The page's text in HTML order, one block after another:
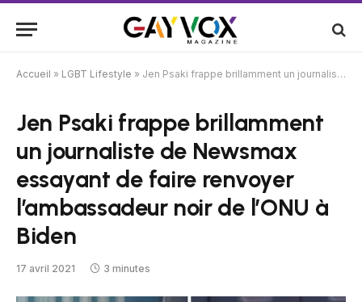
Accueil » LGBT Lifestyle » Jen Psaki frappe brillamment un journaliste de Newsmax essayant de faire renvoyer l’ambassadeur noir de l’ONU à Biden
Jen Psaki frappe brillamment
un journaliste de Newsmax
essayant de faire renvoyer
l’ambassadeur noir de l’ONU à
Biden
17 avril 2021 3 minutes